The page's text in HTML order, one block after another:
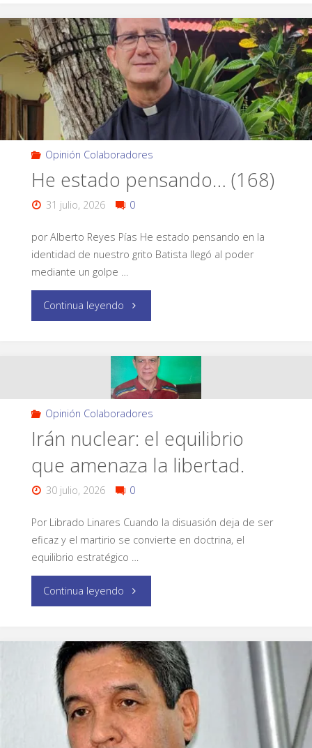
Opinión Colaboradores
He estado pensando… (168)
31 julio, 2026 0
por Alberto Reyes Pías He estado pensando en la
identidad de nuestro grito Batista llegó al poder
mediante un golpe …
Continua leyendo
Opinión Colaboradores
Irán nuclear: el equilibrio
que amenaza la libertad.
30 julio, 2026 0
Por Librado Linares Cuando la disuasión deja de ser
eficaz y el martirio se convierte en doctrina, el
equilibrio estratégico …
Continua leyendo